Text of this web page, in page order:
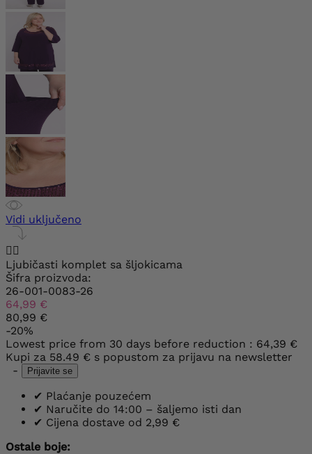
Vidi uključeno

Ljubičasti komplet sa šljokicama
Šifra proizvoda:
26-001-0083-26
64,99 €
80,99 €
-20%
Lowest price from 30 days before reduction : 64,39 €
Kupi za 58.49 € s popustom za prijavu na newsletter
-
Prijavite se
✔ Plaćanje pouzećem
✔ Naručite do 14:00 – šaljemo isti dan
✔ Cijena dostave od 2,99 €
Ostale boje: